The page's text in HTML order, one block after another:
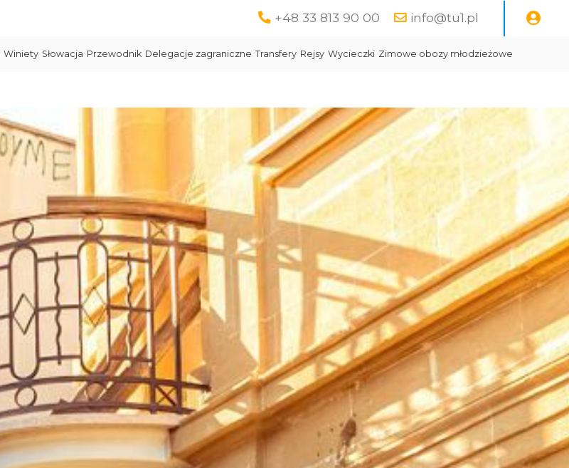
+48 33 813 90 00 info@tu1.pl
Winiety Słowacja Przewodnik Delegacje zagraniczne Transfery Rejsy Wycieczki Zimowe obozy młodzieżowe